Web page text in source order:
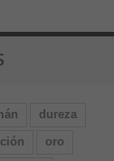
dureza
oro